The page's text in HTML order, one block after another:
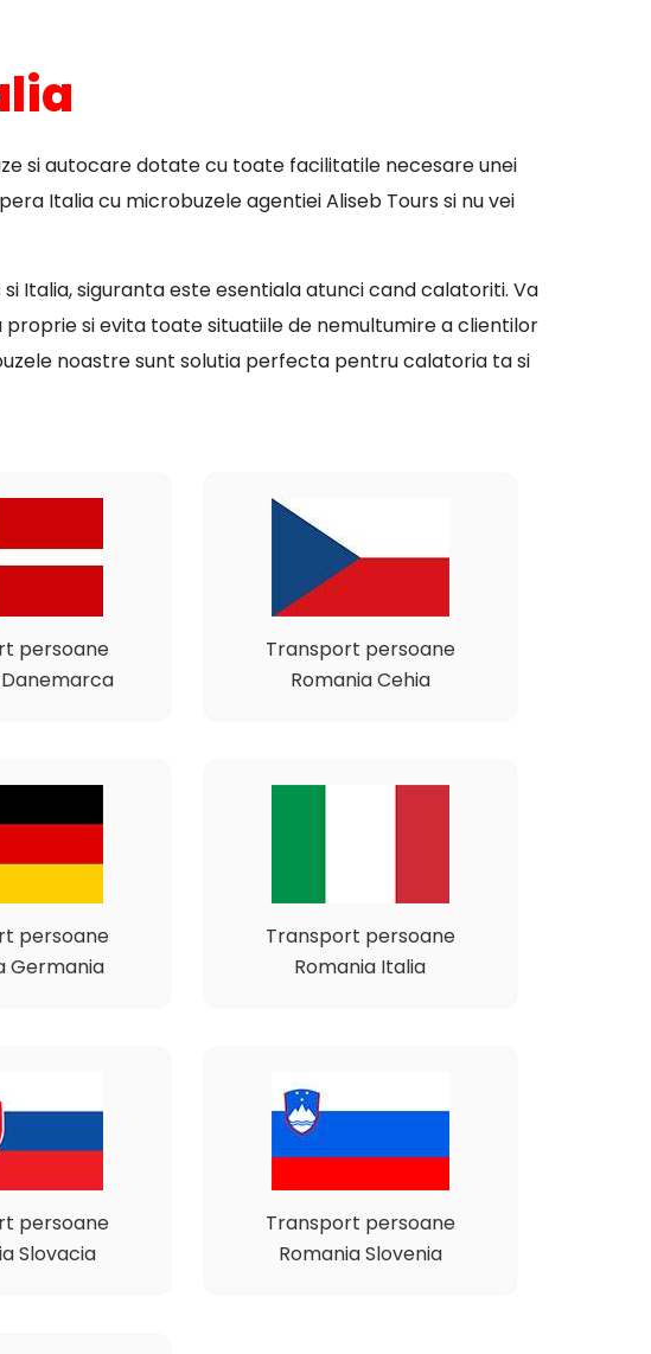
si autocare dotate cu toate facilitatile necesare unei
Italia cu microbuzele agentiei Aliseb Tours si nu vei
Italia, siguranta este esentiala atunci cand calatoriti. Va
si evita toate situatiile de nemultumire a clientilor
noastre sunt solutia perfecta pentru calatoria ta si
persoane
Transport persoane
Romania Cehia
persoane
Germania
Transport persoane
Romania Italia
persoane
Slovacia
Transport persoane
Romania Slovenia